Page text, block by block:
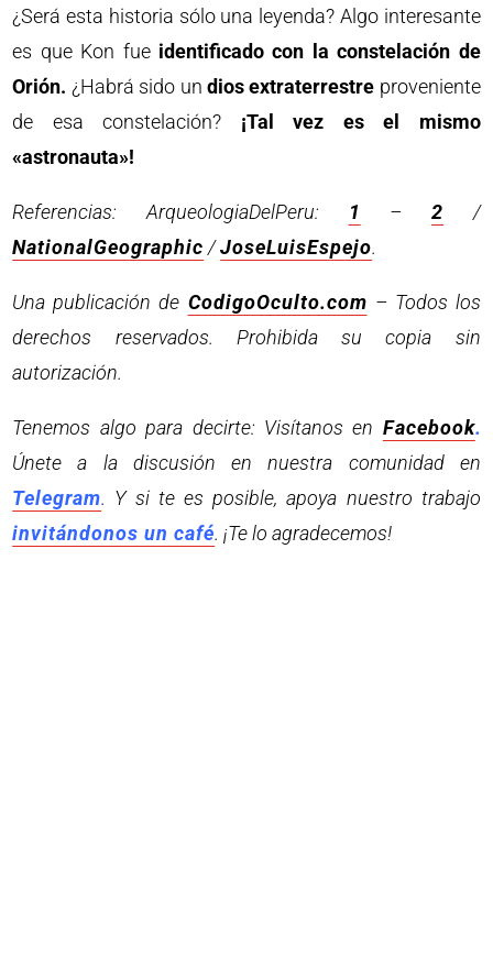
¿Será esta historia sólo una leyenda? Algo interesante
es que Kon fue identificado con la constelación de
Orión. ¿Habrá sido un dios extraterrestre proveniente
de esa constelación? ¡Tal vez es el mismo
«astronauta»!
Referencias: ArqueologiaDelPeru: 1 –2 /
NationalGeographic /JoseLuisEspejo.
Una publicación de CodigoOculto.com – Todos los
derechos reservados. Prohibida su copia sin
autorización.
Tenemos algo para decirte: Visítanos en Facebook.
Únete a la discusión en nuestra comunidad en
Telegram. Y si te es posible, apoya nuestro trabajo
invitándonos un café. ¡Te lo agradecemos!